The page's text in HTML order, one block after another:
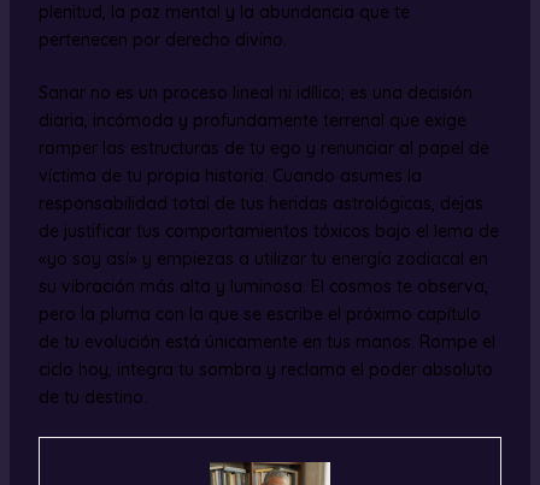
plenitud, la paz mental y la abundancia que te
pertenecen por derecho divino.
Sanar no es un proceso lineal ni idílico; es una decisión
diaria, incómoda y profundamente terrenal que exige
romper las estructuras de tu ego y renunciar al papel de
víctima de tu propia historia. Cuando asumes la
responsabilidad total de tus heridas astrológicas, dejas
de justificar tus comportamientos tóxicos bajo el lema de
«yo soy así» y empiezas a utilizar tu energía zodiacal en
su vibración más alta y luminosa. El cosmos te observa,
pero la pluma con la que se escribe el próximo capítulo
de tu evolución está únicamente en tus manos. Rompe el
ciclo hoy, integra tu sombra y reclama el poder absoluto
de tu destino.